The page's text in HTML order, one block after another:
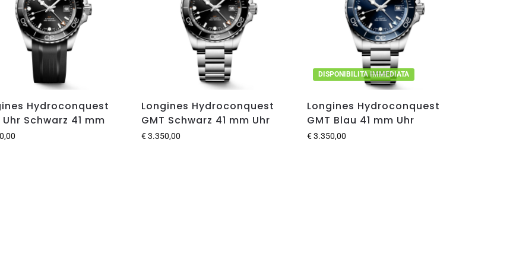
Hydroconquest
Uhr Schwarz 41 mm
Longines Hydroconquest
GMT Schwarz 41 mm Uhr
€3.350,00
DISPONIBILITA IMMEDIATA
Longines Hydroconquest
GMT Blau 41 mm Uhr
€3.350,00